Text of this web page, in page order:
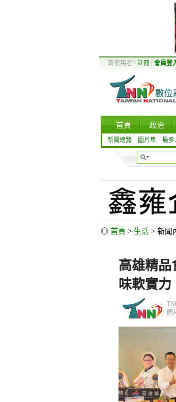
新使用者? 註冊 會員登
首頁 政治
新聞總覽 圖片集 最多
◎ 首頁 > 生活 > 新聞
高雄精品
味軟實力
圖